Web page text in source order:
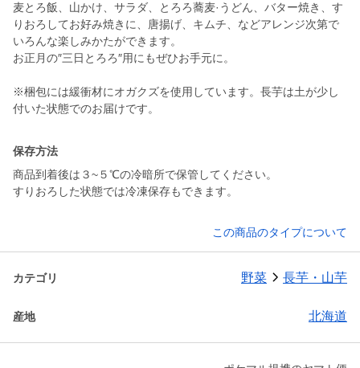
麦とろ飯、山かけ、サラダ、とろろ蕎麦·うどん、バター焼き、す
りおろしてお好み焼きに、唐揚げ、キムチ、などアレンジ次第で
いろんな楽しみかたができます。
お正月の″三日とろろ″用にもぜひお手元に。
※梱包には緩衝材にオガクズを使用しています。長芋は土が少し
付いた状態でのお届けです。
保存方法
商品到着後は３~５℃の冷暗所で保管してください。
すりおろした状態では冷凍保存もできます。
この商品のタイプについて
カテゴリ 野菜 長芋・山芋
産地 北海道